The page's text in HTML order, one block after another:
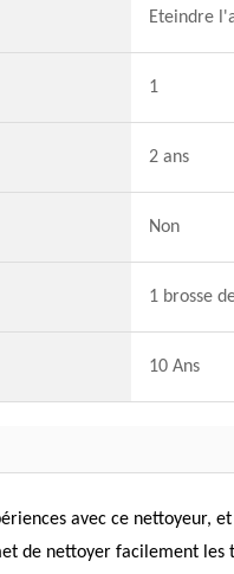
Eteindre
1
2 ans
Non
1 brosse
10 Ans
avec ce nettoyeur,
de nettoyer facilement les